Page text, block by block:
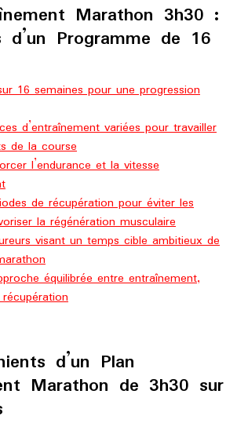
Marathon 3h30 :
d’un Programme de 16
16 semaines pour une progression
d’entraînement variées pour travailler
de la course
l’endurance et la vitesse
de récupération pour éviter les
la régénération musculaire
visant un temps cible ambitieux de
équilibrée entre entraînement,
d’un Plan
Marathon de 3h30 sur